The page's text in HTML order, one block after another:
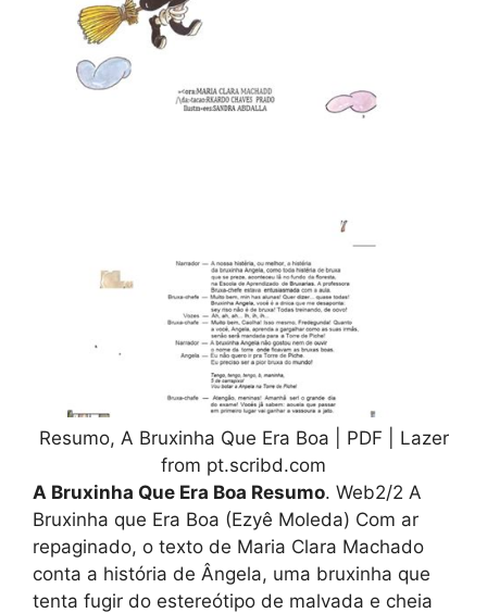
Resumo, A Bruxinha Que Era Boa | PDF | Lazer
from pt.scribd.com
A Bruxinha Que Era Boa Resumo. Web2/2 A
Bruxinha que Era Boa (Ezyê Moleda) Com ar
repaginado, o texto de Maria Clara Machado
conta a história de Ângela, uma bruxinha que
tenta fugir do estereótipo de malvada e cheia